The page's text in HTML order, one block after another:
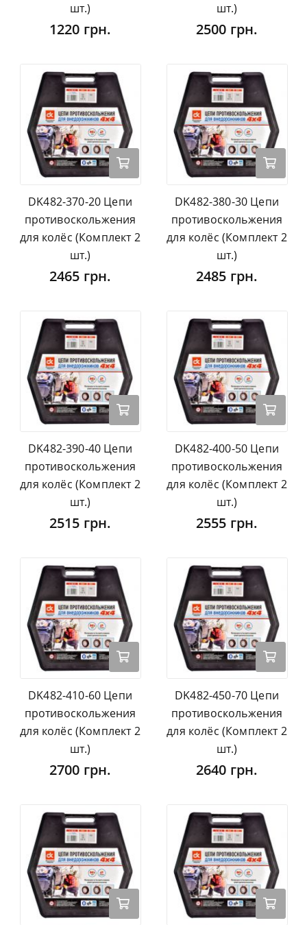
шт.)
1220 грн.
шт.)
2500 грн.
DK482-370-20 Цепи
противоскольжения
для колёс (Комплект 2
шт.)
2465 грн.
DK482-380-30 Цепи
противоскольжения
для колёс (Комплект 2
шт.)
2485 грн.
DK482-390-40 Цепи
противоскольжения
для колёс (Комплект 2
шт.)
2515 грн.
DK482-400-50 Цепи
противоскольжения
для колёс (Комплект 2
шт.)
2555 грн.
DK482-410-60 Цепи
противоскольжения
для колёс (Комплект 2
шт.)
2700 грн.
DK482-450-70 Цепи
противоскольжения
для колёс (Комплект 2
шт.)
2640 грн.